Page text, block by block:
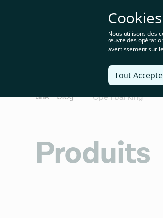
Open banking
Produits
Cookies
Nous utilisons des
œuvre des
avertissement sur
Tout